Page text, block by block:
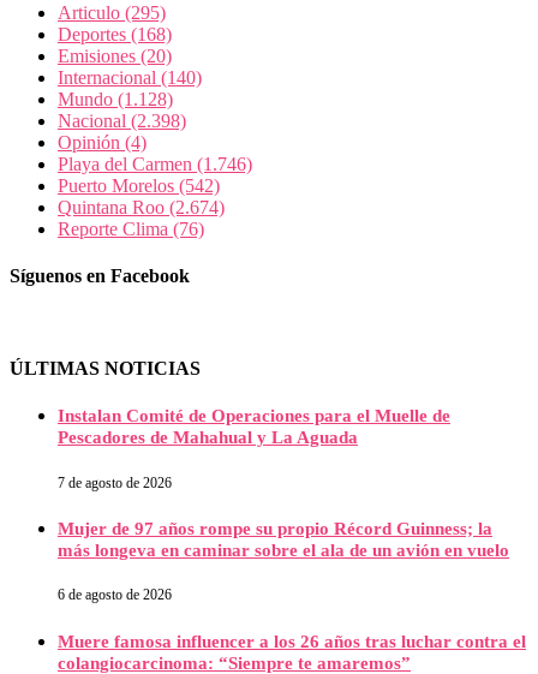
Articulo (295)
Deportes (168)
Emisiones (20)
Internacional (140)
Mundo (1.128)
Nacional (2.398)
Opinión (4)
Playa del Carmen (1.746)
Puerto Morelos (542)
Quintana Roo (2.674)
Reporte Clima (76)
Síguenos en Facebook
ÚLTIMAS NOTICIAS
Instalan Comité de Operaciones para el Muelle de
Pescadores de Mahahual y La Aguada
7 de agosto de 2026
Mujer de 97 años rompe su propio Récord Guinness; la
más longeva en caminar sobre el ala de un avión en vuelo
6 de agosto de 2026
Muere famosa influencer a los 26 años tras luchar contra el
colangiocarcinoma: “Siempre te amaremos”